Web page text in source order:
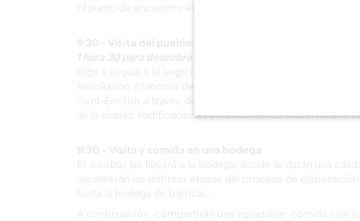
El punto de encuentro está en la Oficina de Turismo, Place
9:30 - Visita del pueblo: Saint-Emilion y los monumentos
1 hora 30 para descubrir la esencia de Saint-Émilion y su
¡Siga a su guía a lo largo de siglos de historia! Desde el
Revolución Francesa de 1789 pasando por la
Saint-Émilion a través de sus principales monumentos.
de la ciudad, fortificaciones y monumentos subterráneos
11:30 - Visita y comida en una bodega
El autobus les llevará a la bodega, donde le darán una
recorrerán las distintas etapas del proceso de
hasta la bodega de barricas.
A continuación, compartirán una agradable comida con